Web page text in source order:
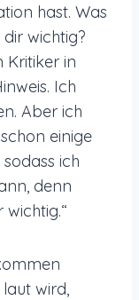
hast. Was
wichtig?
Kritiker in
Ich
Aber ich
einige
ich
denn
wichtig.“
wird,